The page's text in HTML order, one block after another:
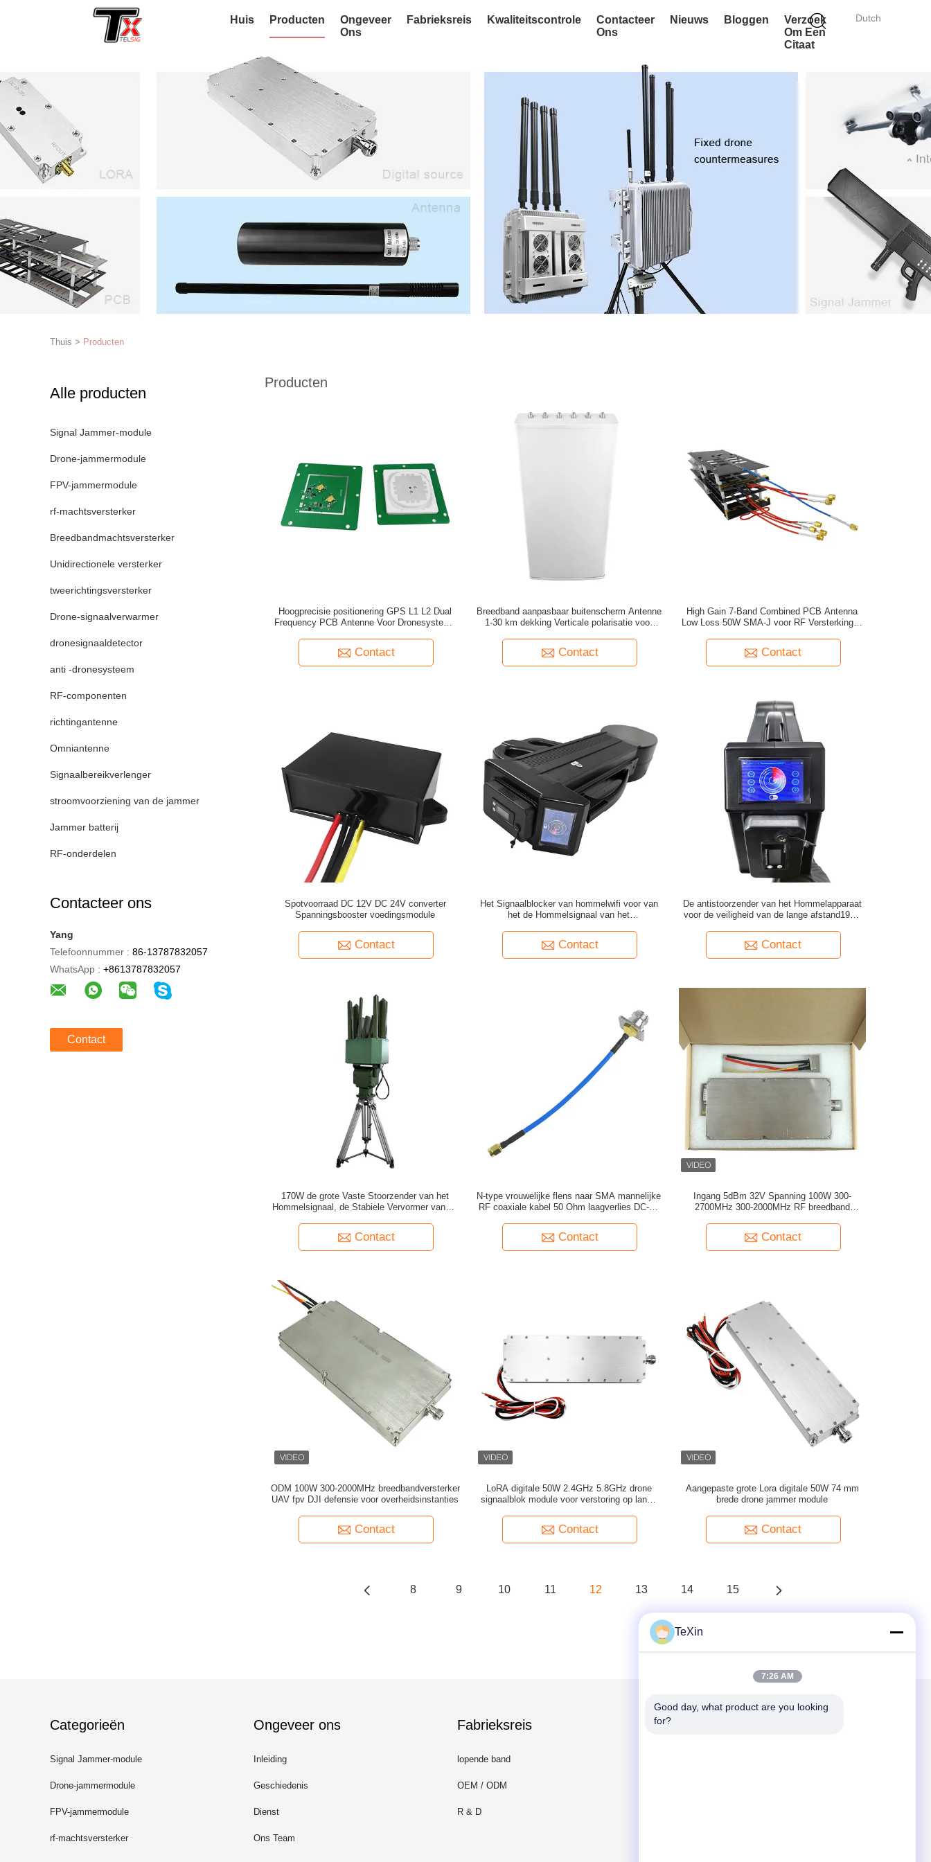
Dutch
Huis Producten
Ongeveer
Ons
Fabrieksreis Kwaliteitscontrole
Contacteer
Ons
Nieuws Bloggen
Verzoek
Om Een
Citaat
Thuis > Producten
Alle producten
Signal Jammer-module
Drone-jammermodule
FPV-jammermodule
rf-machtsversterker
Breedbandmachtsversterker
Unidirectionele versterker
tweerichtingsversterker
Drone-signaalverwarmer
dronesignaaldetector
anti -dronesysteem
RF-componenten
richtingantenne
Omniantenne
Signaalbereikverlenger
stroomvoorziening van de jammer
Jammer batterij
RF-onderdelen
Contacteer ons
Yang
Telefoonnummer : 86-13787832057
WhatsApp : +8613787832057
Contact
Producten
Hoogprecisie positionering GPS L1 L2 Dual
Frequency PCB Antenne Voor Dronesysteem
Contact
Breedband aanpasbaar buitenscherm Antenne
1-30 km dekking Verticale polarisatie voor
Contact
High Gain 7-Band Combined PCB Antenna
Low Loss 50W SMA-J voor RF Versterking &
Contact
Spotvoorraad DC 12V DC 24V converter
Spanningsbooster voedingsmodule
Contact
Het Signaalblocker van hommelwifi voor van
het de Hommelsignaal van het
Contact
De antistoorzender van het Hommelapparaat
voor de veiligheid van de lange afstand190w
Contact
170W de grote Vaste Stoorzender van het
Hommelsignaal, de Stabiele Vervormer van de
Contact
N-type vrouwelijke flens naar SMA mannelijke
RF coaxiale kabel 50 Ohm laagverlies DC‐18
Contact
Ingang 5dBm 32V Spanning 100W 300-
2700MHz 300-2000MHz RF breedband
Contact
ODM 100W 300-2000MHz breedbandversterker
UAV fpv DJI defensie voor overheidsinstanties
Contact
LoRA digitale 50W 2.4GHz 5.8GHz drone
signaalblok module voor verstoring op lange
Contact
Aangepaste grote Lora digitale 50W 74 mm
brede drone jammer module
Contact
8 9 10 11 12 13 14 15
Categorieën
Signal Jammer-module
Drone-jammermodule
FPV-jammermodule
rf-machtsversterker
Ongeveer ons
Inleiding
Geschiedenis
Dienst
Ons Team
Fabrieksreis
lopende band
OEM / ODM
R & D
Mail ons
TeXin
7:26 AM
Good day, what product are you looking
for?